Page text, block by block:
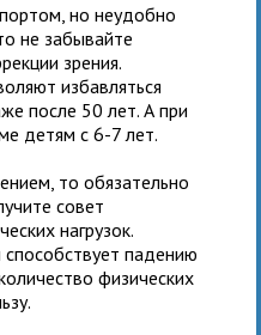
но неудобно
не забывайте
зрения.
избавляться
после 50 лет. А при
детям с 6-7 лет.
то обязательно
совет
нагрузок.
падению
физических